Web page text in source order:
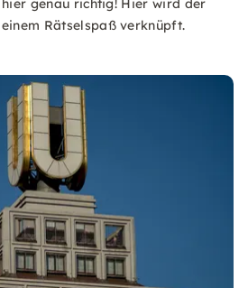
genau richtig! Hier wird der
Rätselspaß verknüpft.